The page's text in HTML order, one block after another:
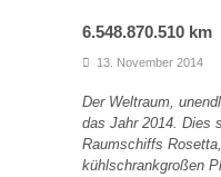
6.548.870.510 km
13. November 2014
Der Weltraum,
das Jahr 2014. Dies
Raumschiffs
kühlschrankgroßen